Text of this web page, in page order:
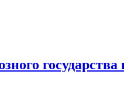
государства